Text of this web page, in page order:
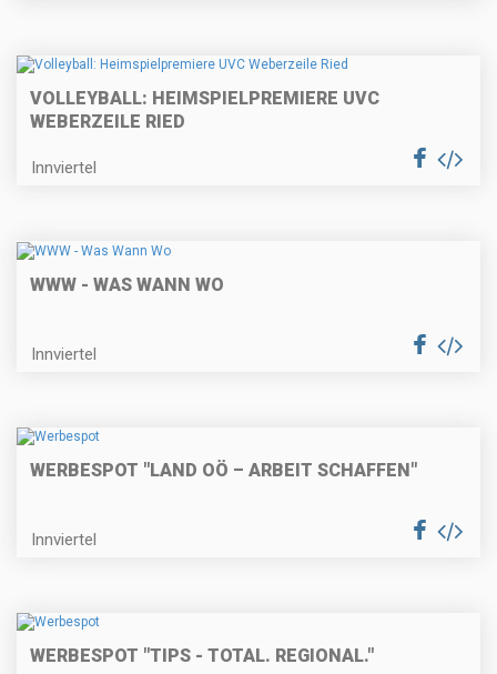
VOLLEYBALL: HEIMSPIELPREMIERE UVC
WEBERZEILE RIED
Innviertel
WWW - WAS WANN WO
Innviertel
WERBESPOT "LAND OÖ – ARBEIT SCHAFFEN"
Innviertel
WERBESPOT "TIPS - TOTAL. REGIONAL."